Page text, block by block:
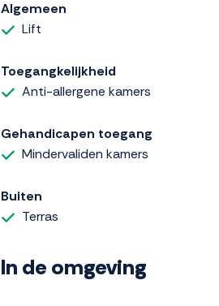
Algemeen
Lift
Toegangkelijkheid
Anti-allergene kamers
Gehandicapen toegang
Mindervaliden kamers
Buiten
Terras
In de omgeving